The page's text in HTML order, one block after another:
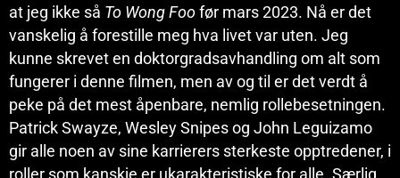
at jeg ikke så To Wong Foofør mars 2023. Nå er det
vanskelig å forestille meg hva livet var uten. Jeg
kunne skrevet en doktorgradsavhandling om alt som
fungerer i denne filmen, men av og til er det verdt å
peke på det mest åpenbare, nemlig rollebesetningen.
Patrick Swayze, Wesley Snipes og John Leguizamo
gir alle noen av sine karrierers sterkeste opptredener, i